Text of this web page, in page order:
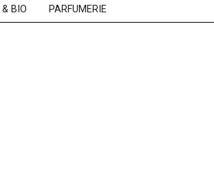
& BIO PARFUMERIE